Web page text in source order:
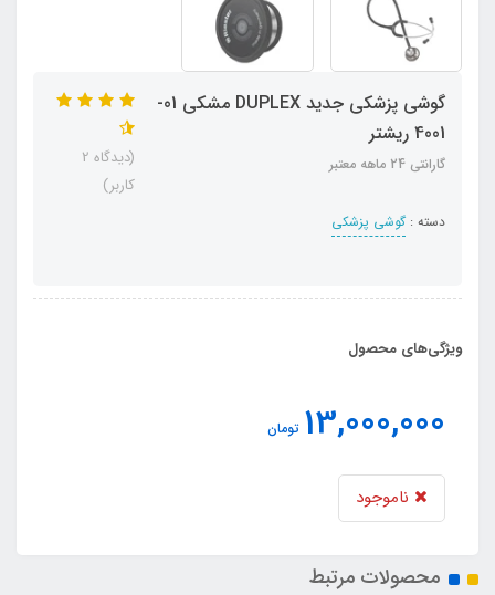
گوشی پزشکی جدید DUPLEX مشکی 01-
4001 ریشتر
گارانتی 24 ماهه معتبر
دسته : گوشی پزشکی
(دیدگاه 2
کاربر)
ویژگی‌های محصول
13,000,000 تومان
ناموجود
محصولات مرتبط